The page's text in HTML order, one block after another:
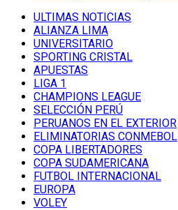
ULTIMAS NOTICIAS
ALIANZA LIMA
UNIVERSITARIO
SPORTING CRISTAL
APUESTAS
LIGA 1
CHAMPIONS LEAGUE
SELECCIÓN PERÚ
PERUANOS EN EL EXTERIOR
ELIMINATORIAS CONMEBOL
COPA LIBERTADORES
COPA SUDAMERICANA
FUTBOL INTERNACIONAL
EUROPA
VOLEY